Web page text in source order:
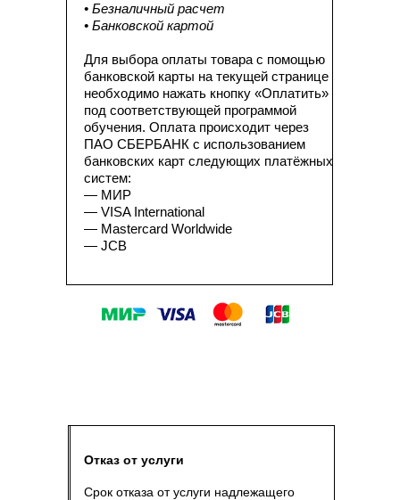
• Безналичный расчет
• Банковской картой
Для выбора оплаты товара с помощью
банковской карты на текущей странице
необходимо нажать кнопку «Оплатить»
под соответствующей программой
обучения. Оплата происходит через
ПАО СБЕРБАНК с использованием
банковских карт следующих платёжных
систем:
— МИР
— VISA International
— Mastercard Worldwide
— JCB
Отказ от услуги
Срок отказа от услуги надлежащего